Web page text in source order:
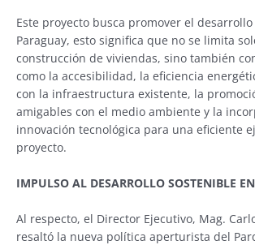
Este proyecto busca promover el
Paraguay, esto significa que no se limita
construcción de viviendas, sino también
como la accesibilidad, la eficiencia
con la infraestructura existente, la
amigables con el medio ambiente y la
innovación tecnológica para una eficiente
proyecto.
IMPULSO AL DESARROLLO SOSTENIBLE
Al respecto, el Director Ejecutivo, Mag.
resaltó la nueva política aperturista del